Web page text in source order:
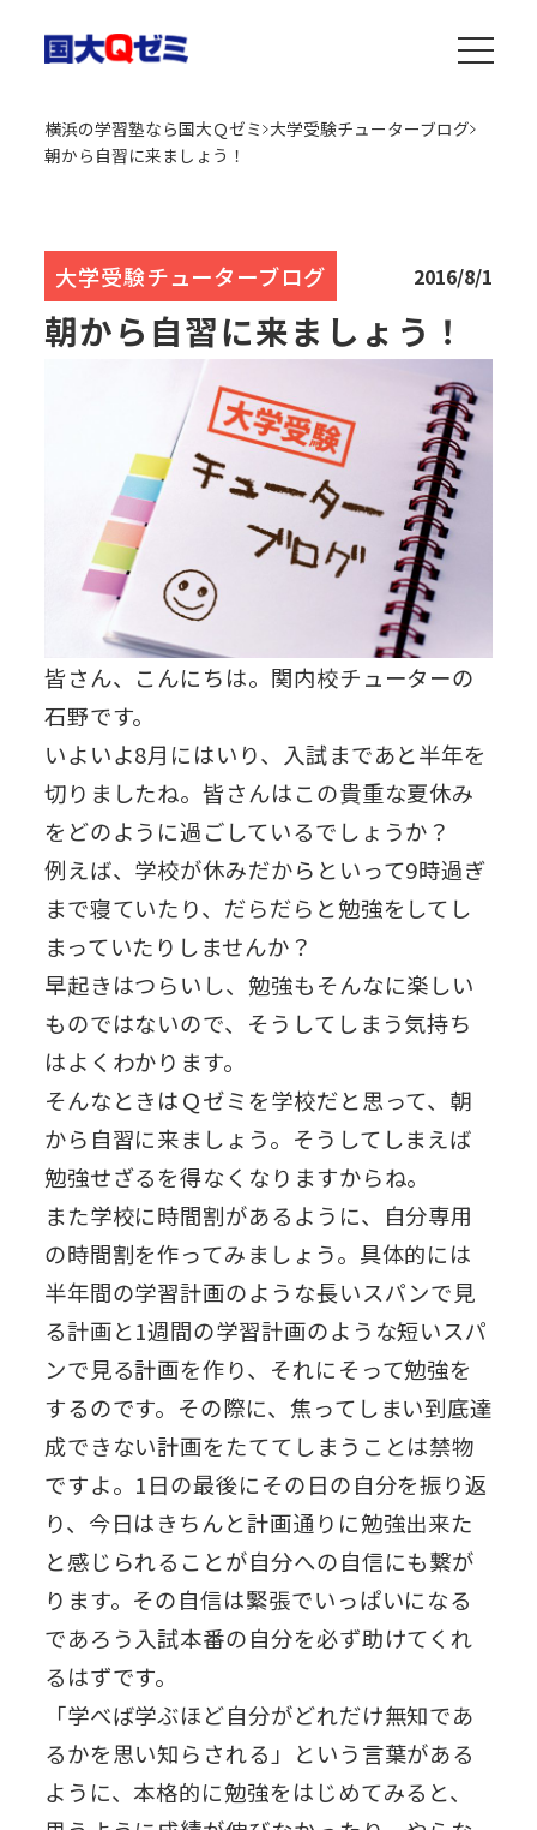
横浜の学習塾なら国大Ｑゼミ 大学受験チューターブログ
朝から自習に来ましょう！
大学受験チューターブログ 2016/8/1
朝から自習に来ましょう！
皆さん、こんにちは。関内校チューターの
石野です。
いよいよ8月にはいり、入試まであと半年を
切りましたね。皆さんはこの貴重な夏休み
をどのように過ごしているでしょうか？
例えば、学校が休みだからといって9時過ぎ
まで寝ていたり、だらだらと勉強をしてし
まっていたりしませんか？
早起きはつらいし、勉強もそんなに楽しい
ものではないので、そうしてしまう気持ち
はよくわかります。
そんなときはＱゼミを学校だと思って、朝
から自習に来ましょう。そうしてしまえば
勉強せざるを得なくなりますからね。
また学校に時間割があるように、自分専用
の時間割を作ってみましょう。具体的には
半年間の学習計画のような長いスパンで見
る計画と1週間の学習計画のような短いスパ
ンで見る計画を作り、それにそって勉強を
するのです。その際に、焦ってしまい到底達
成できない計画をたててしまうことは禁物
ですよ。1日の最後にその日の自分を振り返
り、今日はきちんと計画通りに勉強出来た
と感じられることが自分への自信にも繋が
ります。その自信は緊張でいっぱいになる
であろう入試本番の自分を必ず助けてくれ
るはずです。
「学べば学ぶほど自分がどれだけ無知であ
るかを思い知らされる」という言葉がある
ように、本格的に勉強をはじめてみると、